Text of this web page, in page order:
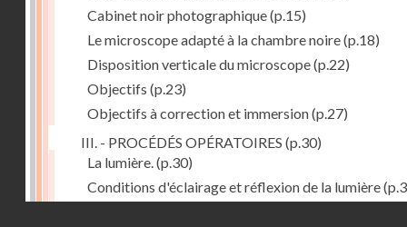
Cabinet noir photographique(p.15)
Le microscope adapté à la chambre noire(p.18)
Disposition verticale du microscope(p.22)
Objectifs (p.23)
Objectifs à correction et immersion(p.27)
III. - PROCÉDÉS OPÉRATOIRES (p.30)
La lumière. (p.30)
Conditions d'éclairage et réflexion de la lumière